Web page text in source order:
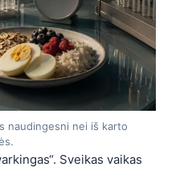
naudingesni nei iš karto
Sveikas vaikas